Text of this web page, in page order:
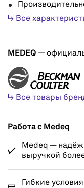
↳ Все
MEDEQ —
↳ Все товары
Работа с Medeq
Medeq —
выручкой
Гибкие